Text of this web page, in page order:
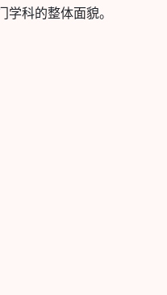
科的整体面貌。